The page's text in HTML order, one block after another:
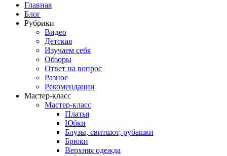
Главная
Блог
Рубрики
Видео
Детская
Изучаем себя
Обзоры
Ответ на вопрос
Разное
Рекомендации
Мастер-класс
Мастер-класс
Платья
Юбки
Блузы, свитшот, рубашки
Брюки
Верхняя одежда